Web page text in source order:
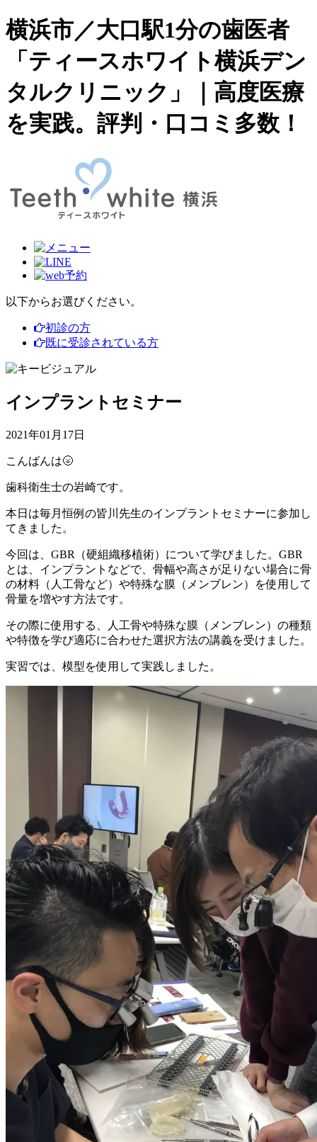
横浜市／大口駅1分の歯医者
「ティースホワイト横浜デン
タルクリニック」｜高度医療
を実践。評判・口コミ多数！
以下からお選びください。
初診の方
既に受診されている方
インプラントセミナー
2021年01月17日
こんばんは🌝
歯科衛生士の岩崎です。
本日は毎月恒例の皆川先生のインプラントセミナーに参加し
てきました。
今回は、 GBR （硬組織移植術）について学びました。 GBR
とは、インプラントなどで、骨幅や高さが足りない場合に骨
の材料（人工骨など）や特殊な膜（メンブレン）を使用して
骨量を増やす方法です。
その際に使用する、人工骨や特殊な膜（メンブレン）の種類
や特徴を学び適応に合わせた選択方法の講義を受けました。
実習では、模型を使用して実践しました。